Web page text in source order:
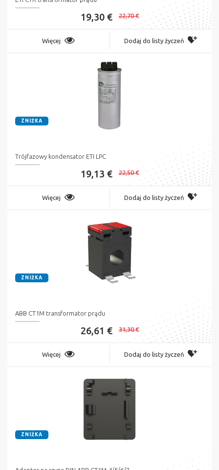
19,30 € 22,70 €
Więcej Dodaj do listy życzeń
ZNIŻKA
Trójfazowy kondensator ETI LPC
19,13 € 22,50 €
Więcej Dodaj do listy życzeń
ZNIŻKA
ABB CT1M transformator prądu
26,61 € 31,30 €
Więcej Dodaj do listy życzeń
ZNIŻKA